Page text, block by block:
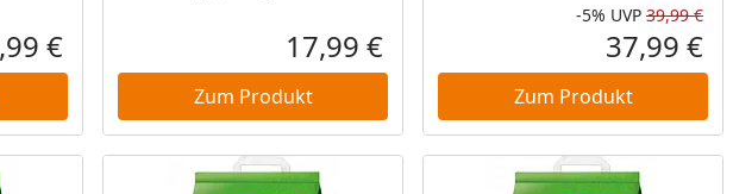
Aktueller Preis
€ Aktueller Preis
17,99 €
Zum Produkt
-5% UVP 39,99 €
37,99 €
Zum Produkt